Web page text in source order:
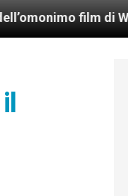
film di Wim Wenders